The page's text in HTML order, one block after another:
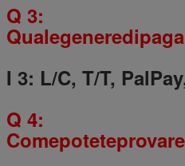
Q 3:
I 3: L/C, T/T,
Q 4: